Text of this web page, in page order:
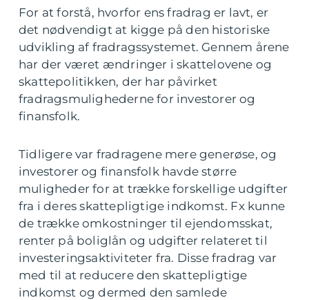
For at forstå, hvorfor ens fradrag er lavt, er
det nødvendigt at kigge på den historiske
udvikling af fradragssystemet. Gennem årene
har der været ændringer i skattelovene og
skattepolitikken, der har påvirket
fradragsmulighederne for investorer og
finansfolk.
Tidligere var fradragene mere generøse, og
investorer og finansfolk havde større
muligheder for at trække forskellige udgifter
fra i deres skattepligtige indkomst. Fx kunne
de trække omkostninger til ejendomsskat,
renter på boliglån og udgifter relateret til
investeringsaktiviteter fra. Disse fradrag var
med til at reducere den skattepligtige
indkomst og dermed den samlede